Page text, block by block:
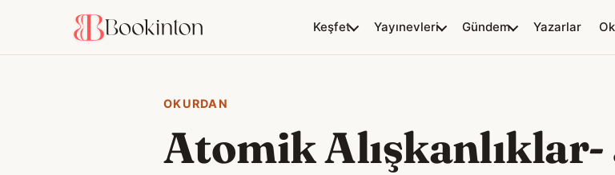
Keşfet Yayınevleri Gündem Yazarlar
OKURDAN
Atomik Alışkanlıklar-